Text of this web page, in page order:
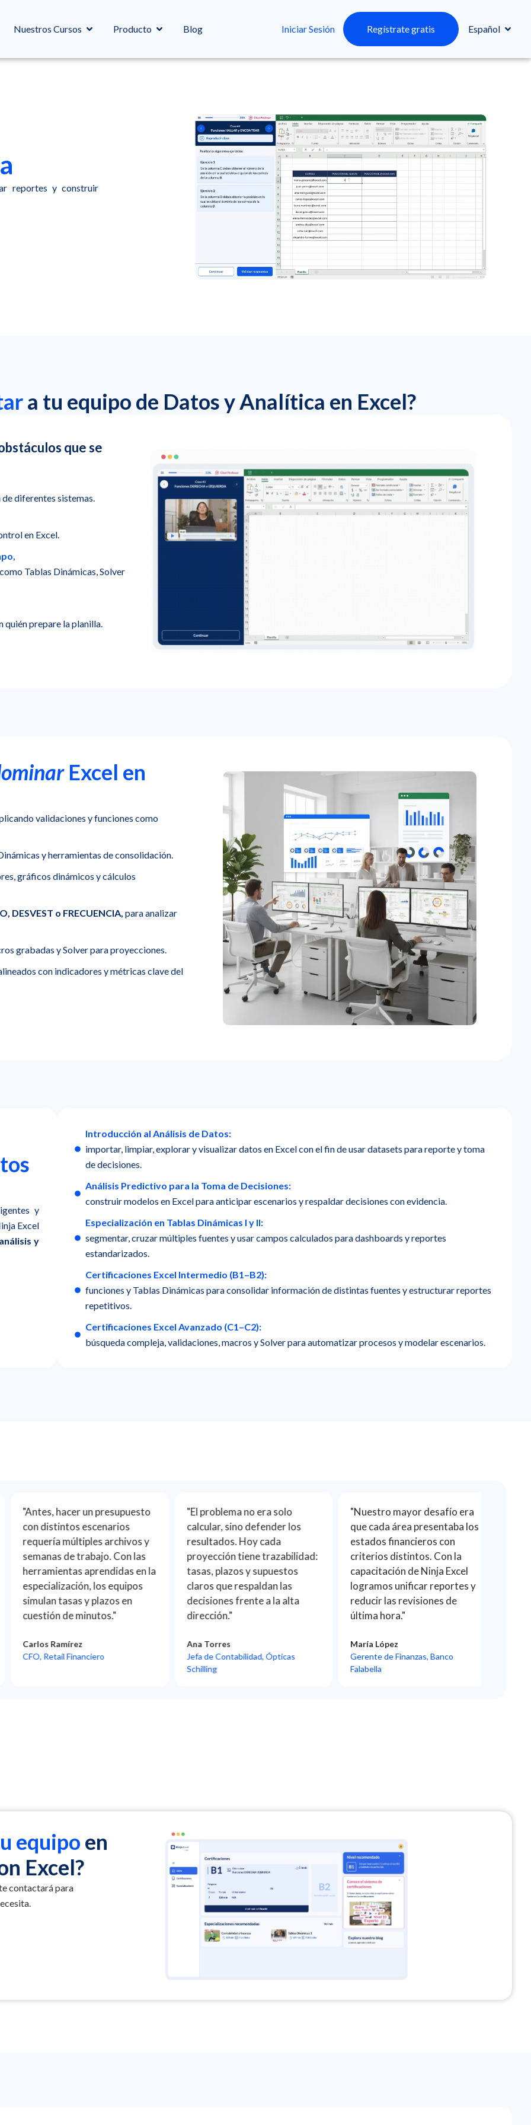
Nuestros Cursos Producto Blog Iniciar Sesión Regístrate gratis Español
reportes y construir
a tu equipo de Datos y Analítica en Excel?
que se
diferentes sistemas.
en Excel.
Tablas Dinámicas, Solver
quién prepare la planilla.
Excel en
validaciones y funciones como
y herramientas de consolidación.
gráficos dinámicos y cálculos
o FRECUENCIA, para analizar
grabadas y Solver para proyecciones.
con indicadores y métricas clave del
y
Excel
y
Introducción al Análisis de Datos:
importar, limpiar, explorar y visualizar datos en Excel con el fin de usar datasets para reporte y toma
de decisiones.
Análisis Predictivo para la Toma de Decisiones:
construir modelos en Excel para anticipar escenarios y respaldar decisiones con evidencia.
Especialización en Tablas Dinámicas I y II:
segmentar, cruzar múltiples fuentes y usar campos calculados para dashboards y reportes
estandarizados.
Certificaciones Excel Intermedio (B1–B2):
funciones y Tablas Dinámicas para consolidar información de distintas fuentes y estructurar reportes
repetitivos.
Certificaciones Excel Avanzado (C1–C2):
búsqueda compleja, validaciones, macros y Solver para automatizar procesos y modelar escenarios.
"Antes, hacer un presupuesto
con distintos escenarios
requería múltiples archivos y
semanas de trabajo. Con las
herramientas aprendidas en la
especialización, los equipos
simulan tasas y plazos en
cuestión de minutos."
Carlos Ramírez
CFO, Retail Financiero
"El problema no era solo
calcular, sino defender los
resultados. Hoy cada
proyección tiene trazabilidad:
tasas, plazos y supuestos
claros que respaldan las
decisiones frente a la alta
dirección."
Ana Torres
Jefa de Contabilidad, Ópticas
Schilling
"Nuestro mayor desafío era
que cada área presentaba los
estados financieros con
criterios distintos. Con la
capacitación de Ninja Excel
logramos unificar reportes y
reducir las revisiones de
última hora."
María López
Gerente de Finanzas, Banco
Falabella
equipo en
Excel?
contactará para